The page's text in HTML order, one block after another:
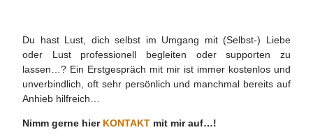
Du hast Lust, dich selbst im Umgang mit (Selbst-) Liebe
oder Lust professionell begleiten oder supporten zu
lassen…? Ein Erstgespräch mit mir ist immer kostenlos und
unverbindlich, oft sehr persönlich und manchmal bereits auf
Anhieb hilfreich…
Nimm gerne hier KONTAKT mit mir auf…!